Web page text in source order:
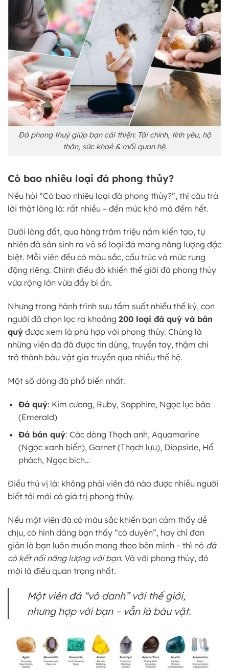
Đá phong thuỷ giúp bạn cải thiện: Tài chính, tình yêu, hộ
thân, sức khoẻ & mối quan hệ.
Có bao nhiêu loại đá phong thủy?
Nếu hỏi “Có bao nhiêu loại đá phong thủy?”, thì câu trả
lời thật lòng là: rất nhiều – đến mức khó mà đếm hết.
Dưới lòng đất, qua hàng trăm triệu năm kiến tạo, tự
nhiên đã sản sinh ra vô số loại đá mang năng lượng đặc
biệt. Mỗi viên đều có màu sắc, cấu trúc và mức rung
động riêng. Chính điều đó khiến thế giới đá phong thủy
vừa rộng lớn vừa đầy bí ẩn.
Nhưng trong hành trình sưu tầm suốt nhiều thế kỷ, con
người đã chọn lọc ra khoảng 200 loại đá quý và bán
quý được xem là phù hợp với phong thủy. Chúng là
những viên đá đã được tin dùng, truyền tay, thậm chí
trở thành báu vật gia truyền qua nhiều thế hệ.
Một số dòng đá phổ biến nhất:
Đá quý: Kim cương, Ruby, Sapphire, Ngọc lục bảo
(Emerald)
Đá bán quý: Các dòng Thạch anh, Aquamarine
(Ngọc xanh biển), Garnet (Thạch lựu), Diopside, Hổ
phách, Ngọc bích…
Điều thú vị là: không phải viên đá nào được nhiều người
biết tới mới có giá trị phong thủy.
Nếu một viên đá có màu sắc khiến bạn cảm thấy dễ
chịu, có hình dáng bạn thấy “có duyên”, hay chỉ đơn
giản là bạn luôn muốn mang theo bên mình – thì nó đã
có kết nối năng lượng với bạn. Và với phong thủy, đó
mới là điều quan trọng nhất.
Một viên đá “vô danh” với thế giới,
nhưng hợp với bạn – vẫn là báu vật.